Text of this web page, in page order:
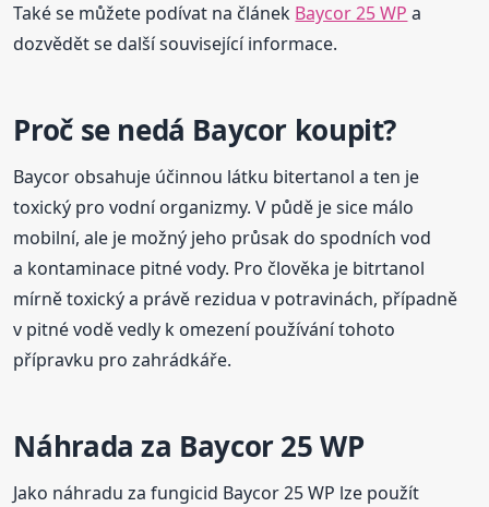
Také se můžete podívat na článek Baycor 25 WP a
dozvědět se další související informace.
Proč se nedá Baycor koupit?
Baycor obsahuje účinnou látku bitertanol a ten je
toxický pro vodní organizmy. V půdě je sice málo
mobilní, ale je možný jeho průsak do spodních vod
a kontaminace pitné vody. Pro člověka je bitrtanol
mírně toxický a právě rezidua v potravinách, případně
v pitné vodě vedly k omezení používání tohoto
přípravku pro zahrádkáře.
Náhrada za Baycor 25 WP
Jako náhradu za fungicid Baycor 25 WP lze použít